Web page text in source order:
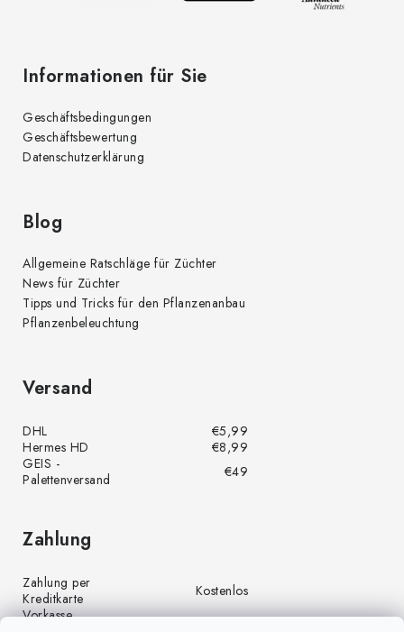
Informationen für Sie
Geschäftsbedingungen
Geschäftsbewertung
Datenschutzerklärung
Blog
Allgemeine Ratschläge für Züchter
News für Züchter
Tipps und Tricks für den Pflanzenanbau
Pflanzenbeleuchtung
Versand
DHL
€5,99
Hermes HD
€8,99
GEIS -
Palettenversand
€49
Zahlung
Zahlung per
Kreditkarte
Kostenlos
Vorkasse